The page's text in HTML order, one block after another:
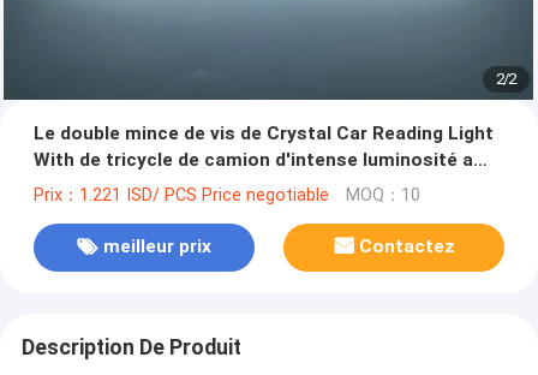
2/2
Le double mince de vis de Crystal Car Reading Light
With de tricycle de camion d'intense luminosité a
dégrossi
Prix：1.221 ISD/ PCS Price negotiable MOQ：10
meilleur prix Contactez
Description De Produit